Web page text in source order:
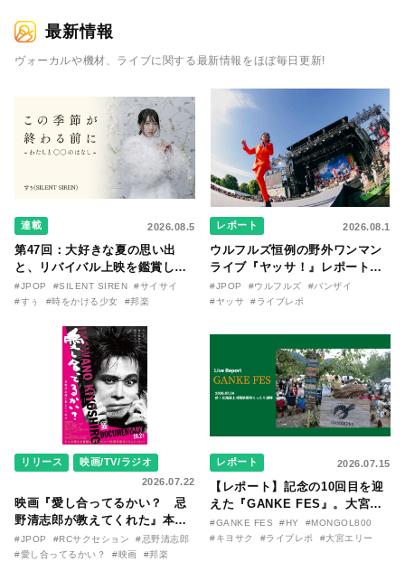
最新情報
ヴォーカルや機材、ライブに関する最新情報をほぼ毎日更新!
連載 2026.08.5
第47回：大好きな夏の思い出
と、リバイバル上映を鑑賞した
『時をかける少女』のおはなし
〜SILENT SIREN・すぅ『この
〇のはなし〜』
#JPOP #SILENT SIREN
#サイサイ
#すぅ
#時をかける少女 #邦楽
レポート 2026.08.1
ウルフルズ恒例の野外ワンマン
ライブ『ヤッサ！』レポート！
リリースから30年を迎えたアル
バム『バンザイ』完全再現に、
た日。
#JPOP #ウルフルズ
#バンザイ
#ヤッサ
#ライブレポ
リリース
映画/TV/ラジオ
2026.07.22
映画『愛し合ってるかい？ 忌
野清志郎が教えてくれた』本予
告映像とキービジュアルがつい
に解禁！ キヨシロー関連商品も
#JPOP #RCサクセション
#忌野清志郎
#愛し合ってるかい？
#映画 #邦楽
レポート 2026.07.15
【レポート】記念の10回目を迎
えた『GANKE FES』。大宮エ
リー作『アイヌの神々の崖』を
前に、キヨサク
#GANKE FES #HY
#MONGOL800
#キヨサク
#ライブレポ #大宮エリー